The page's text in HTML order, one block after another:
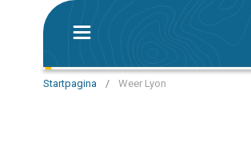
Startpagina / Weer Lyon